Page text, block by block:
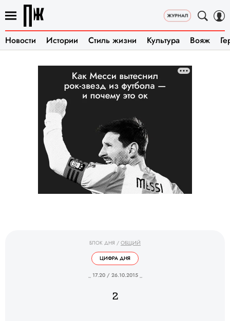
Новости Истории Стиль жизни Культура Вояж
БЛОК ДНЯ / ОБЩИЙ
ЦИФРА ДНЯ
_ 17.20 / 26.10.2015 _
2